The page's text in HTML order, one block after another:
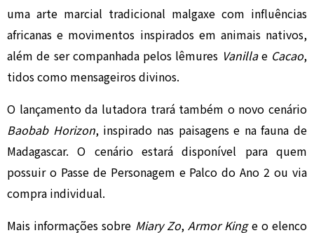
uma arte marcial tradicional malgaxe com influências
africanas e movimentos inspirados em animais nativos,
além de ser companhada pelos lêmures Vanillae Cacao,
tidos como mensageiros divinos.
O lançamento da lutadora trará também o novo cenário
Baobab Horizon, inspirado nas paisagens e na fauna de
Madagascar. O cenário estará disponível para quem
possuir o Passe de Personagem e Palco do Ano 2 ou via
compra individual.
Mais informações sobre Miary Zo,Armor Kinge o elenco